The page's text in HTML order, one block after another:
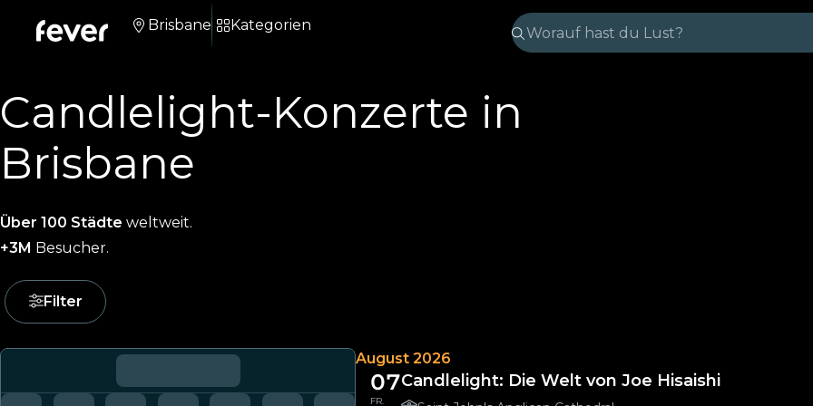
Brisbane Kategorien
Candlelight-Konzerte in
Brisbane
Über 100 Städte weltweit.
+3M Besucher.
Filter
August 2026
07
FR.
Candlelight: Die Welt von Joe Hisaishi